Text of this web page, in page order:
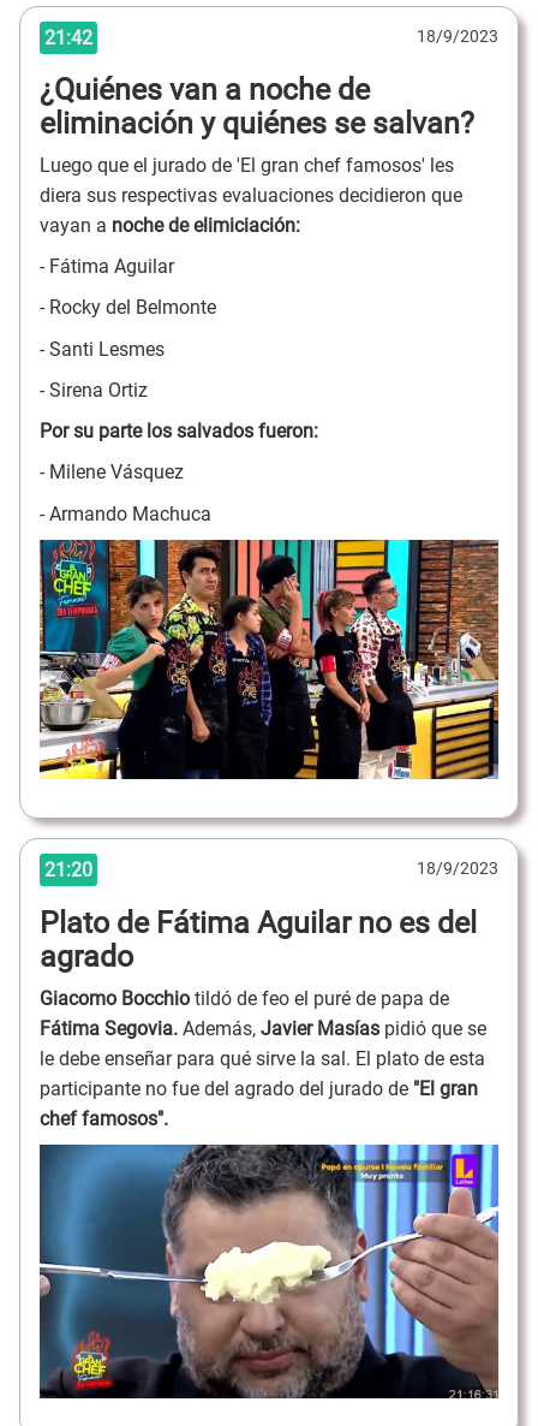
21:42 18/9/2023
¿Quiénes van a noche de
eliminación y quiénes se salvan?
Luego que el jurado de 'El gran chef famosos' les
diera sus respectivas evaluaciones decidieron que
vayan a noche de elimiciación:
- Fátima Aguilar
- Rocky del Belmonte
- Santi Lesmes
- Sirena Ortiz
Por su parte los salvados fueron:
- Milene Vásquez
- Armando Machuca
21:20 18/9/2023
Plato de Fátima Aguilar no es del
agrado
Giacomo Bocchio tildó de feo el puré de papa de
Fátima Segovia. Además, Javier Masías pidió que se
le debe enseñar para qué sirve la sal. El plato de esta
participante no fue del agrado del jurado de "El gran
chef famosos".